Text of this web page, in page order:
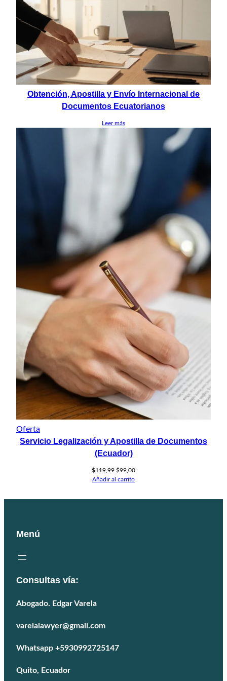
Obtención, Apostilla y Envío Internacional de
Documentos Ecuatorianos
Leer más
Oferta
en
Servicio Legalización y Apostilla de Documentos
(Ecuador)
$119,99 El
precio
$99,00El
Añadir al carrito
Menú
Consultas vía:
Abogado. Edgar Varela
varelalawyer@gmail.com
Whatsapp +5930992725147
Quito, Ecuador